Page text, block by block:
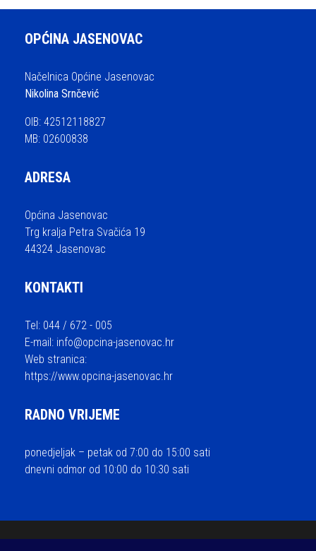
OPĆINA JASENOVAC
Načelnica Općine Jasenovac
Nikolina Srnčević
OIB: 42512118827
MB: 02600838
ADRESA
Općina Jasenovac
Trg kralja Petra Svačića 19
44324 Jasenovac
KONTAKTI
Tel: 044 / 672 - 005
E-mail: info@opcina-jasenovac.hr
Web stranica:
https://www.opcina-jasenovac.hr
RADNO VRIJEME
ponedjeljak – petak od 7:00 do 15:00 sati
dnevni odmor od 10:00 do 10:30 sati